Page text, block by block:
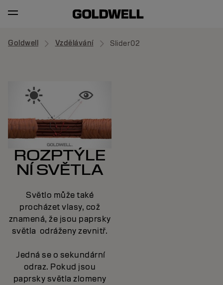
Goldwell Vzdělávání Slider02
ROZPTÝLE
NÍ SVĚTLA
Světlo může také
procházet vlasy, což
znamená, že jsou paprsky
světla odráženy zevnitř.
Jedná se o sekundární
odraz. Pokud jsou
paprsky světla zlomeny